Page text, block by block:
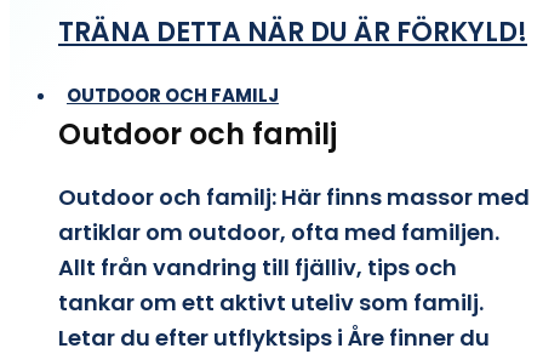
TRÄNA DETTA NÄR DU ÄR FÖRKYLD!
OUTDOOR OCH FAMILJ
Outdoor och familj
Outdoor och familj: Här finns massor med
artiklar om outdoor, ofta med familjen.
Allt från vandring till fjälliv, tips och
tankar om ett aktivt uteliv som familj.
Letar du efter utflyktsips i Åre finner du